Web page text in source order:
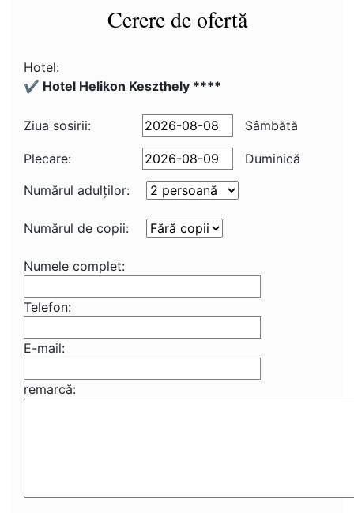
Cerere de ofertă
Hotel:
✔️ Hotel Helikon Keszthely ****
Ziua sosirii: Sâmbătă
Plecare:
Duminică
Numărul adulţilor:
Numărul de copii:
Numele complet:
Telefon:
E-mail:
remarcă: